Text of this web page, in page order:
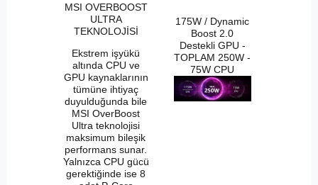
MSI OVERBOOST
ULTRA
TEKNOLOJİSİ
Ekstrem işyükü
altında CPU ve
GPU kaynaklarının
tümüne ihtiyaç
duyulduğunda bile
MSI OverBoost
Ultra teknolojisi
maksimum bileşik
performans sunar.
Yalnızca CPU gücü
gerektiğinde ise 8
175W / Dynamic
Boost 2.0
Destekli GPU -
TOPLAM 250W -
75W CPU